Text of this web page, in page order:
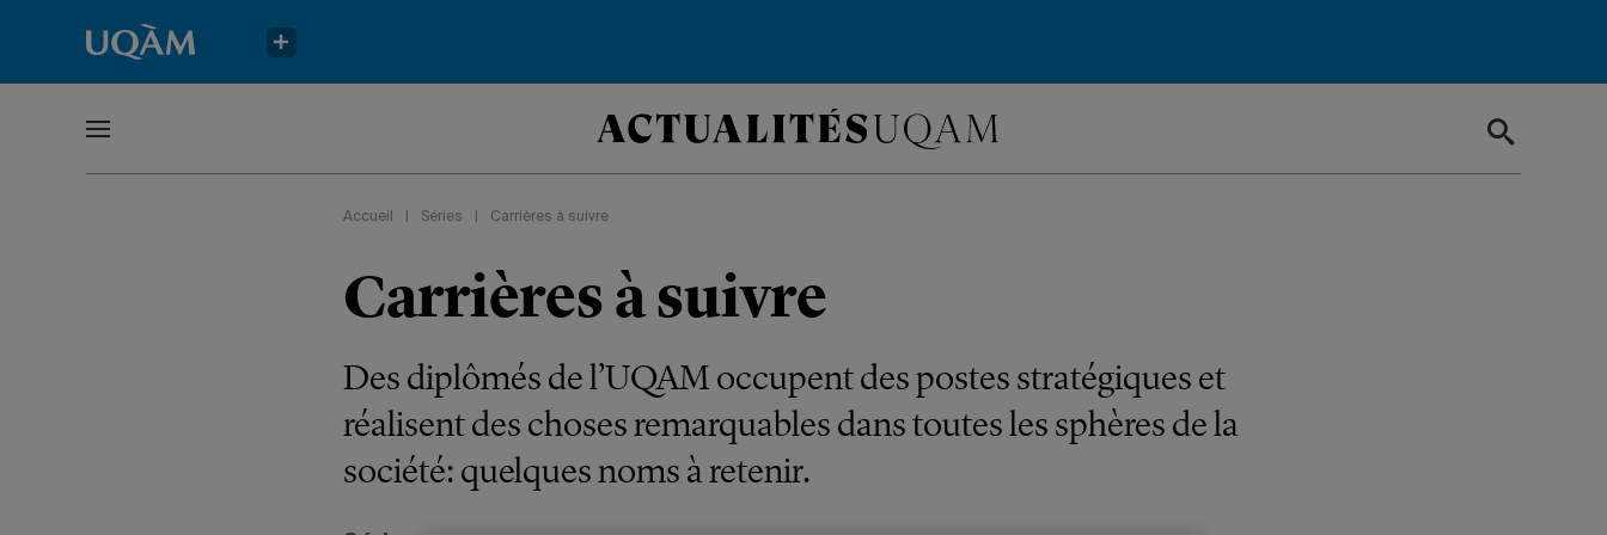
Accueil Séries Carrières à suivre
Carrières à suivre
Des diplômés de l’UQAM occupent des postes stratégiques et
réalisent des choses remarquables dans toutes les sphères de la
société: quelques noms à retenir.